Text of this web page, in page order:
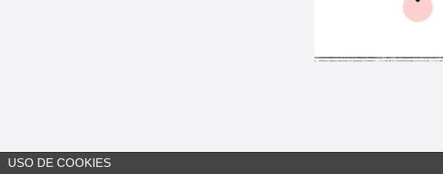
USO DE COOKIES